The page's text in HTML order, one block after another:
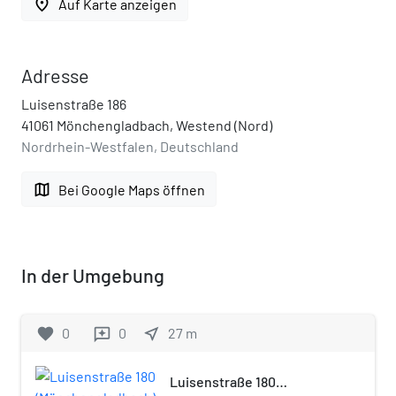
place Auf Karte anzeigen
Adresse
Luisenstraße 186
41061 Mönchengladbach, Westend (Nord)
Nordrhein-Westfalen, Deutschland
map Bei Google Maps öffnen
In der Umgebung
favorite 0 reviews 0 near_me 27 m
Luisenstraße 180